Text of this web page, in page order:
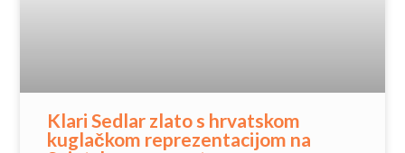
Klari Sedlar zlato s hrvatskom
kuglačkom reprezentacijom na